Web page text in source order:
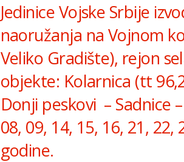
Jedinice Vojske Srbije
naoružanja na Vojnom
Veliko Gradište), rejon
objekte: Kolarnica (tt
Donji peskovi – Sadnice
08, 09, 14, 15, 16, 21, 22,
godine.